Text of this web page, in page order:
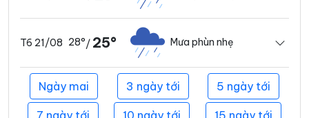
T6 21/08 28°/ 25° Mưa phùn nhẹ
Ngày mai 3 ngày tới 5 ngày tới
7 ngày tới 10 ngày tới 15 ngày tới